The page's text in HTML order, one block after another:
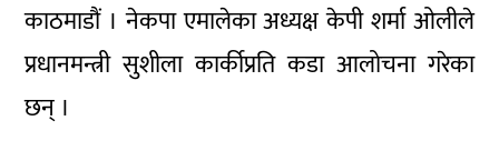
काठमाडौं । नेकपा एमालेका अध्यक्ष केपी शर्मा ओलीले
प्रधानमन्त्री सुशीला कार्कीप्रति कडा आलोचना गरेका
छन् ।